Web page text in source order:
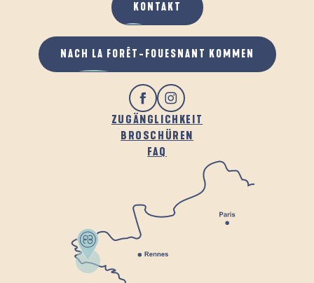
ZUGÄNGLICHKEIT
BROSCHÜREN
FAQ
KONTAKT
NACH LA FORÊT-FOUESNANT KOMMEN